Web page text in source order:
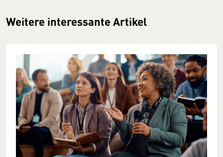
Weitere interessante Artikel